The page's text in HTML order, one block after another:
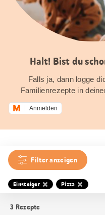
Halt! Bist du
Falls ja, dann logge
Familienrezepte in
Anmelden
Filter anzeigen
Einsteiger Pizza
3 Rezepte